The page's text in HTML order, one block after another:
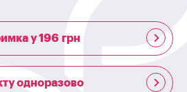
у 196 грн
одноразово